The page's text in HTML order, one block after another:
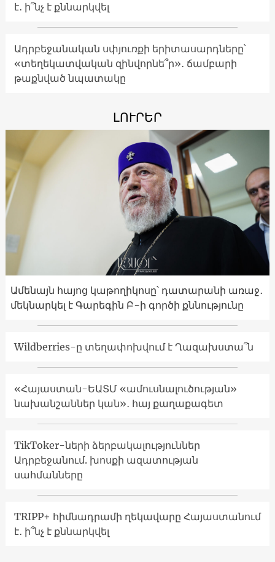
է․ ի՞նչ է քննարկվել
Ադրբեջանական սփյուռքի երիտասարդները՝
«տեղեկատվական զինվորնե՞ր»․ ճամբարի
թաքնված նպատակը
ԼՈՒՐԵՐ
Ամենայն հայոց կաթողիկոսը՝ դատարանի առաջ․
մեկնարկել է Գարեգին Բ-ի գործի քննությունը
Wildberries-ը տեղափոխվում է Ղազախստա՞ն
«Հայաստան-ԵԱՏՄ «ամուսնալուծության»
նախանշաններ կան»․ հայ քաղաքագետ
TikToker-ների ձերբակալություններ
Ադրբեջանում. խոսքի ազատության
սահմանները
TRIPP+ հիմնադրամի ղեկավարը Հայաստանում
է․ ի՞նչ է քննարկվել